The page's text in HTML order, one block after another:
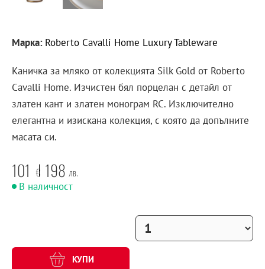
Марка: Roberto Cavalli Home Luxury Tableware
Каничка за мляко от колекцията Silk Gold от Roberto
Cavalli Home. Изчистен бял порцелан с детайл от
златен кант и златен монограм RC. Изключително
елегантна и изискана колекция, с която да допълните
масата си.
101 € 198 лв.
В наличност
КУПИ